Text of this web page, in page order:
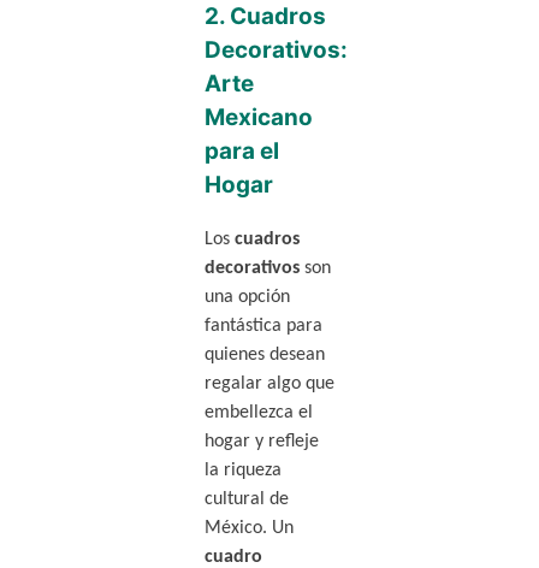
2. Cuadros
Decorativos:
Arte
Mexicano
para el
Hogar
Los cuadros
decorativosson
una opción
fantástica para
quienes desean
regalar algo que
embellezca el
hogar y refleje
la riqueza
cultural de
México. Un
cuadro